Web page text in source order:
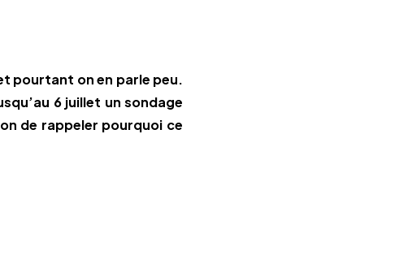
pourtant on en parle peu.
6 juillet un sondage
de rappeler pourquoi ce